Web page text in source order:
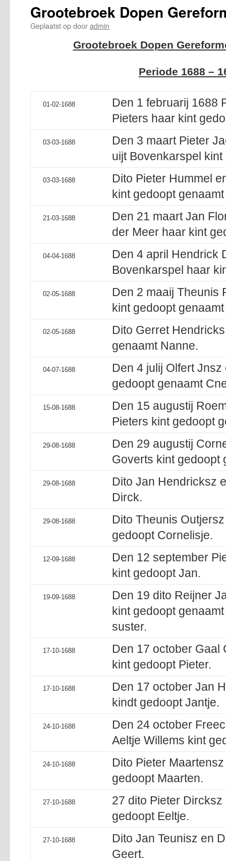
Grootebroek Dopen
Geplaatst opdooradmin
Grootebroek Dopen
Periode 1688 –
01-02-1688
Den 1 februarij 1688
Pieters haar kint
03-03-1688
Den 3 maart Pieter
uijt Bovenkarspel
03-03-1688
Dito Pieter Hummel
kint gedoopt
21-03-1688
Den 21 maart Jan
der Meer haar kint
04-04-1688
Den 4 april Hendrick
Bovenkarspel haar
02-05-1688
Den 2 maaij Theunis
kint gedoopt
02-05-1688
Dito Gerret
genaamt Nanne.
04-07-1688
Den 4 julij Olfert
gedoopt genaamt
15-08-1688
Den 15 augustij
Pieters kint gedoopt
29-08-1688
Den 29 augustij
Goverts kint gedoopt
29-08-1688
Dito Jan Hendricksz
Dirck.
29-08-1688
Dito Theunis
gedoopt Cornelisje.
12-09-1688
Den 12 september
kint gedoopt Jan.
19-09-1688
Den 19 dito Reijner
kint gedoopt
suster.
17-10-1688
Den 17 october Gaal
kint gedoopt Pieter.
17-10-1688
Den 17 october Jan
kindt gedoopt Jantje.
24-10-1688
Den 24 october
Aeltje Willems kint
24-10-1688
Dito Pieter
gedoopt Maarten.
27-10-1688
27 dito Pieter
gedoopt Eeltje.
27-10-1688
Dito Jan Teunisz en
Geert.